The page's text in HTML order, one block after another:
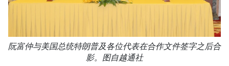
阮富仲与美国总统特朗普及各位代表在合作文件签字之后合
影。图自越通社